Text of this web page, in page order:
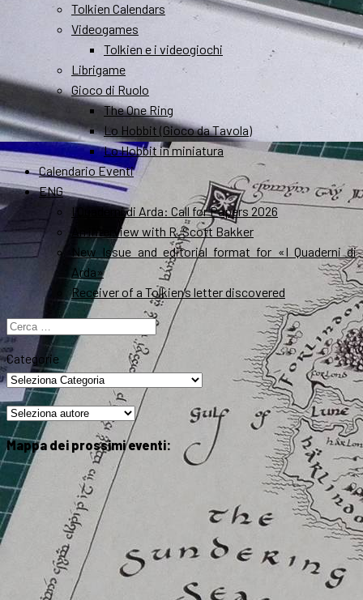
Tolkien Calendars
Videogames
Tolkien e i videogiochi
Librigame
Gioco di Ruolo
The One Ring
Lo Hobbit (Gioco da Tavola)
Lo Hobbit in miniatura
Calendario Eventi
ENG
I Quaderni di Arda: Call for Papers 2026
An interview with R. Scott Bakker
New Issue and editorial format for «I Quaderni di
Arda»
Receiver of a Tolkien’s letter discovered
Ricerca
per:
Categorie
Mappa dei prossimi eventi: